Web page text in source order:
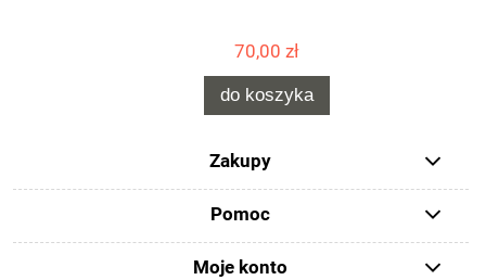
70,00 zł
do koszyka
Zakupy
Pomoc
Moje konto